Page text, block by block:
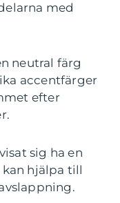
med
neutral färg
accentfärger
efter
sig ha en
hjälpa till